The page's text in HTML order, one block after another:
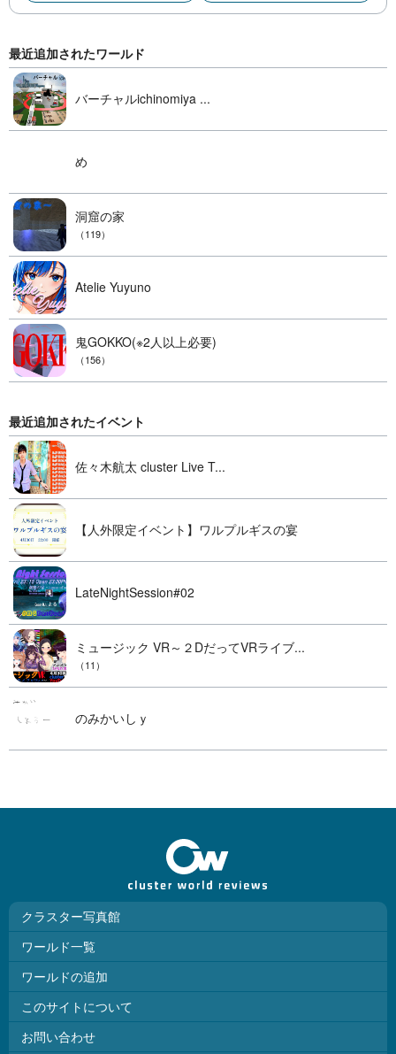
最近追加されたワールド
バーチャルichinomiya ...
め
洞窟の家
（119）
Atelie Yuyuno
鬼GOKKO(※2人以上必要)
（156）
最近追加されたイベント
佐々木航太 cluster Live T...
【人外限定イベント】ワルプルギスの宴
LateNightSession#02
ミュージック VR～２DだってVRライブ...
（11）
のみかいしｙ
クラスター写真館
ワールド一覧
ワールドの追加
このサイトについて
お問い合わせ